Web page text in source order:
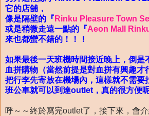
它的店舖，
像是隔壁的 『 Rinku Pleasure Town
或是稍微走遠一點的 『Aeon Mall
來也都蠻不錯的！！！
如果最後一天班機時間接近晚上，倒是
血拼購物（當然前提是對血拼有興趣才
把行李先寄放在機場內，這樣就不需要
班公車就可以到達outlet，真的很方便
呼～～終於寫完outlet了，接下來，會